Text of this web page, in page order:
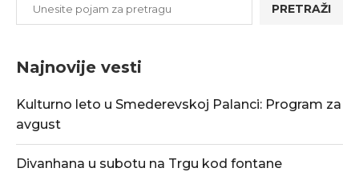
PRETRAŽI
Najnovije vesti
Kulturno leto u Smederevskoj Palanci: Program za
avgust
Divanhana u subotu na Trgu kod fontane